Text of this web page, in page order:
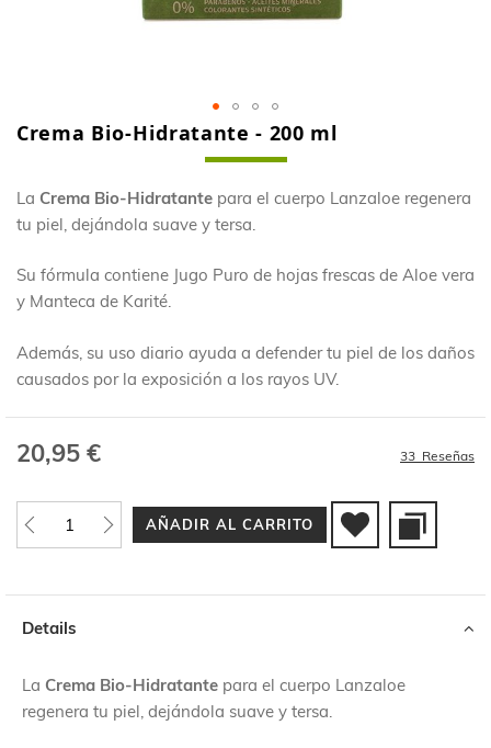
Crema Bio-Hidratante - 200 ml
La Crema Bio-Hidratante para el cuerpo Lanzaloe regenera
tu piel, dejándola suave y tersa.
Su fórmula contiene Jugo Puro de hojas frescas de Aloe vera
y Manteca de Karité.
Además, su uso diario ayuda a defender tu piel de los daños
causados por la exposición a los rayos UV.
20,95 € 33 Reseñas
AÑADIR AL CARRITO
Saltar
de
la
de
imágenes
Details
La Crema Bio-Hidratante para el cuerpo Lanzaloe
regenera tu piel, dejándola suave y tersa.